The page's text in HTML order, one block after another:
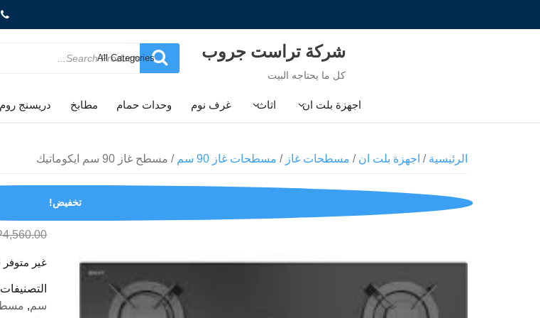
شركة تراست جروب
كل ما يحتاجه البيت
Search
for
اجهزة بلت ان اثاث غرف نوم وحدات حمام مطابخ دريسنج روم
الرئيسية / اجهزة بلت ان / مسطحات غاز / مسطحات غاز 90 سم / مسطح غاز 90 سم ايكوماتيك
تخفيض!
4,560.00
غير
سم,